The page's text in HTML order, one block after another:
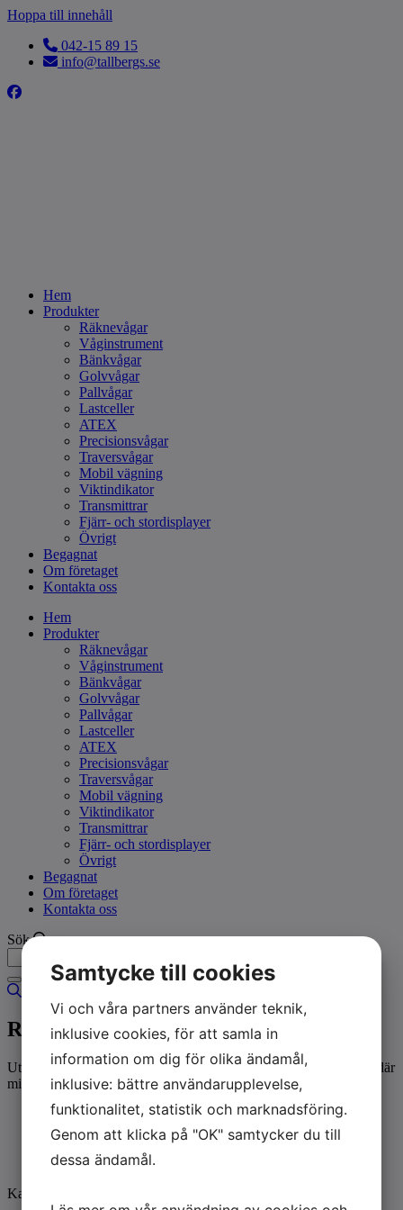
Hoppa till innehåll
042-15 89 15
info@tallbergs.se
Hem
Produkter
Räknevågar
Våginstrument
Bänkvågar
Golvvågar
Pallvågar
Lastceller
ATEX
Precisionsvågar
Traversvågar
Mobil vägning
Viktindikator
Transmittrar
Fjärr- och stordisplayer
Övrigt
Begagnat
Om företaget
Kontakta oss
Hem
Produkter
Räknevågar
Våginstrument
Bänkvågar
Golvvågar
Pallvågar
Lastceller
ATEX
Precisionsvågar
Traversvågar
Mobil vägning
Viktindikator
Transmittrar
Fjärr- och stordisplayer
Övrigt
Begagnat
Om företaget
Kontakta oss
Sök
Rostfria pallvågar
Utförande för bruk i livsmedel, kemiska eller annan industrimiljö där
miljötålighet eller hygien är höga krav.
Kapacitet: 600 – 1 500 kg. Går att få i andra kapacitet/mått
också
Kan erhållas i ATEX
Kan fås i CE-M typgodkänt och förstagångsverifierat utförande.
Samtycke till cookies
Vi och våra partners använder teknik,
inklusive cookies, för att samla in
information om dig för olika ändamål,
inklusive: bättre användarupplevelse,
funktionalitet, statistik och marknadsföring.
Genom att klicka på "OK" samtycker du till
dessa ändamål.